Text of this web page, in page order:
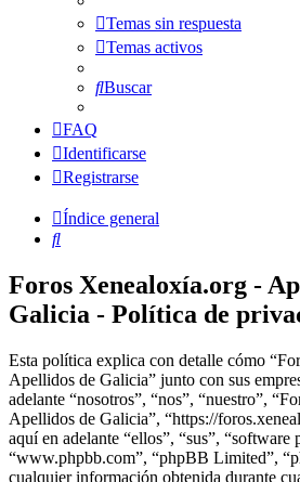
Temas sin respuesta
Temas activos
Buscar
FAQ
Identificarse
Registrarse
Índice general
Buscar
Foros Xenealoxía.org -
Galicia - Política de
Esta política explica con detalle cómo
Apellidos de Galicia” junto con sus
adelante “nosotros”, “nos”, “nuestro”,
Apellidos de Galicia”, “https://
aquí en adelante “ellos”, “sus”, “software
“www.phpbb.com”, “phpBB Limited”,
cualquier información obtenida durante